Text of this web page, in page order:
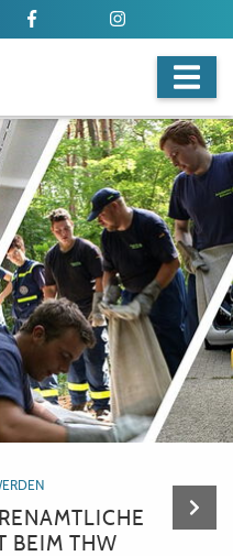
BEIM THW